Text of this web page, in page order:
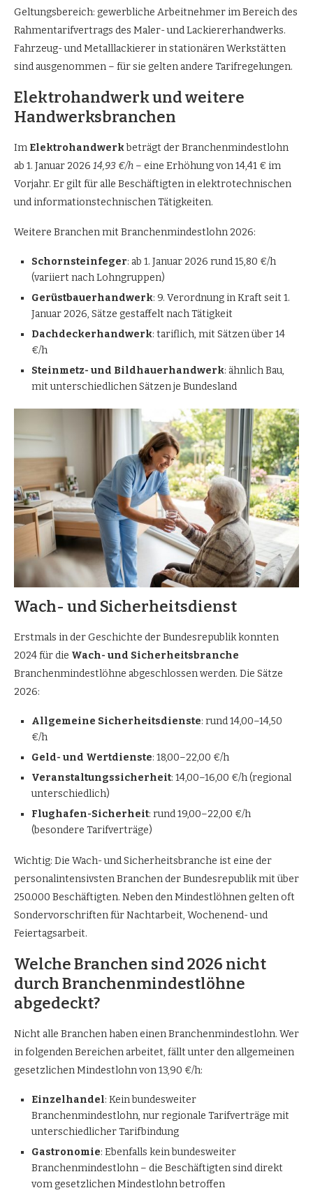
Geltungsbereich: gewerbliche Arbeitnehmer im Bereich des
Rahmentarifvertrags des Maler- und Lackiererhandwerks.
Fahrzeug- und Metalllackierer in stationären Werkstätten
sind ausgenommen – für sie gelten andere Tarifregelungen.
Elektrohandwerk und weitere
Handwerksbranchen
Im Elektrohandwerkbeträgt der Branchenmindestlohn
ab 1. Januar 2026 14,93 €/h – eine Erhöhung von 14,41 € im
Vorjahr. Er gilt für alle Beschäftigten in elektrotechnischen
und informationstechnischen Tätigkeiten.
Weitere Branchen mit Branchenmindestlohn 2026:
Schornsteinfeger: ab 1. Januar 2026 rund 15,80 €/h
(variiert nach Lohngruppen)
Gerüstbauerhandwerk: 9. Verordnung in Kraft seit 1.
Januar 2026, Sätze gestaffelt nach Tätigkeit
Dachdeckerhandwerk: tariflich, mit Sätzen über 14
€/h
Steinmetz- und Bildhauerhandwerk: ähnlich Bau,
mit unterschiedlichen Sätzen je Bundesland
Wach- und Sicherheitsdienst
Erstmals in der Geschichte der Bundesrepublik konnten
2024 für die Wach- und Sicherheitsbranche
Branchenmindestlöhne abgeschlossen werden. Die Sätze
2026:
Allgemeine Sicherheitsdienste: rund 14,00–14,50
€/h
Geld- und Wertdienste: 18,00–22,00 €/h
Veranstaltungssicherheit: 14,00–16,00 €/h (regional
unterschiedlich)
Flughafen-Sicherheit: rund 19,00–22,00 €/h
(besondere Tarifverträge)
Wichtig: Die Wach- und Sicherheitsbranche ist eine der
personalintensivsten Branchen der Bundesrepublik mit über
250.000 Beschäftigten. Neben den Mindestlöhnen gelten oft
Sondervorschriften für Nachtarbeit, Wochenend- und
Feiertagsarbeit.
Welche Branchen sind 2026 nicht
durch Branchenmindestlöhne
abgedeckt?
Nicht alle Branchen haben einen Branchenmindestlohn. Wer
in folgenden Bereichen arbeitet, fällt unter den allgemeinen
gesetzlichen Mindestlohn von 13,90 €/h:
Einzelhandel: Kein bundesweiter
Branchenmindestlohn, nur regionale Tarifverträge mit
unterschiedlicher Tarifbindung
Gastronomie: Ebenfalls kein bundesweiter
Branchenmindestlohn – die Beschäftigten sind direkt
vom gesetzlichen Mindestlohn betroffen